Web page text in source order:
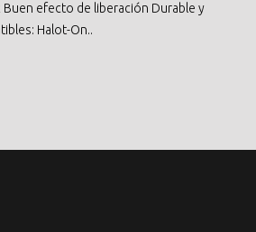
Buen efecto de liberación Durable y
Halot-On..